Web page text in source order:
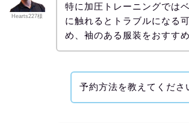
Hearts227様
特に加圧トレーニングでは
に触れるとトラブルになる
め、袖のある服装をおすす
予約方法を教えてくださ